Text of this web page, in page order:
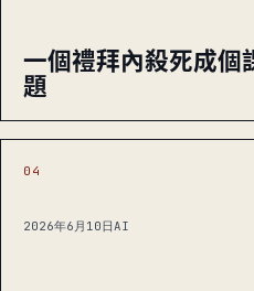
一個禮拜內殺死成個
題
04
2026年6月10日AI